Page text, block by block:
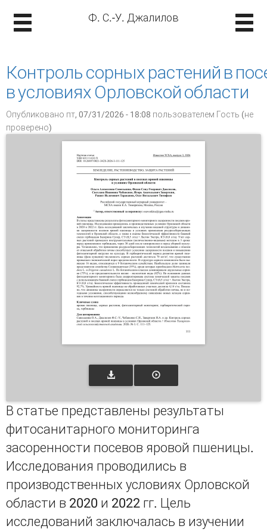
Ф. С.-У. Джалилов
Контроль сорных растений в
в условиях Орловской области
Опубликовано пт, 07/31/2026 - 18:08 пользователем Гость (не
проверено)
В статье представлены результаты
фитосанитарного мониторинга
засоренности посевов яровой пшеницы.
Исследования проводились в
производственных условиях Орловской
области в 2020 и 2022 гг. Цель
исследований заключалась в изучении